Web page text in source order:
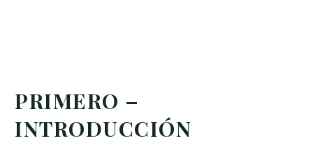
PRIMERO –
INTRODUCCIÓN